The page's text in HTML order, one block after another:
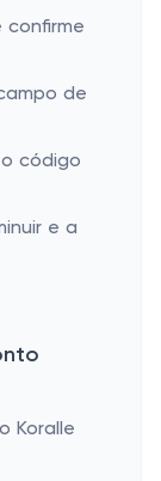
confirme
de
código
e a